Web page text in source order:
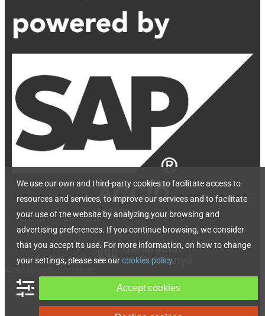
© 2026, TL Power Transmision, SL
Mentions légales
We use our own and third-party cookies to facilitate access to
resources and services, to improve our services and to facilitate
your use of the website by analyzing your browsing and
advertising preferences. If you continue browsing, we consider
that you accept its use. For more information, on how to change
your settings, please see ourcookies policy.
Accept cookies